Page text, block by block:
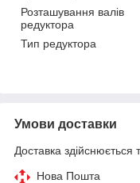
Розташування валів
редуктора
Тип редуктора
Умови доставки
Доставка здійснюється
Нова Пошта